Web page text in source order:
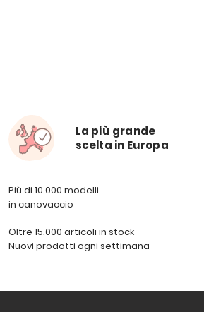
La più grande
scelta in Europa
Più di 10.000 modelli
in canovaccio
Oltre 15.000 articoli in stock
Nuovi prodotti ogni settimana